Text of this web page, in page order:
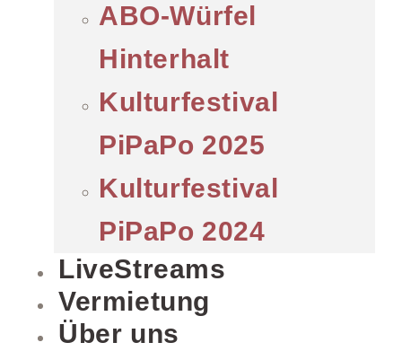
ABO-Würfel
Hinterhalt
Kulturfestival
PiPaPo 2025
Kulturfestival
PiPaPo 2024
LiveStreams
Vermietung
Über uns